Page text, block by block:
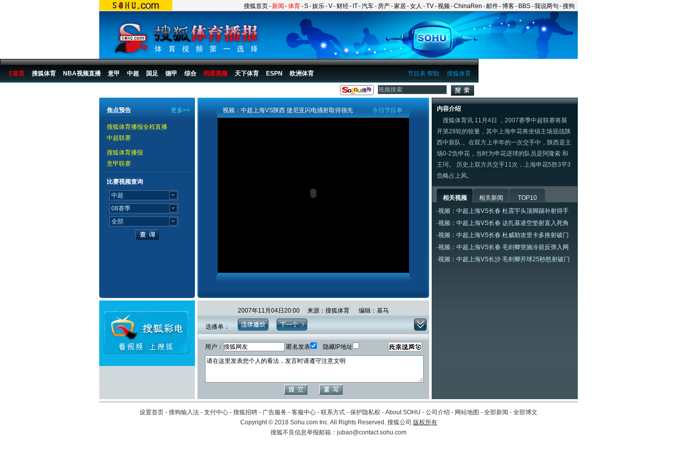
搜狐首页-新闻 -体育-S-娱乐-V- 财经- IT-汽车- 房产-家居-女人 -TV-视频-ChinaRen -邮件-博客- BBS-我说两句 -搜狗
搜狐体育
节目表 帮助
S首页 搜狐体育 NBA视频直播 意甲 中超 国足 德甲 综合 明星视频 天下体育 ESPN 欧洲体育
更多>>
焦点预告
搜狐体育播报全程直播
中超联赛
搜狐体育播报
意甲联赛
比赛视频查询
今日节目单
视频：中超上海VS陕西 捷尼亚闪电捅射取得领先
2007年11月04日20:00 来源：搜狐体育 编辑：基马
选播单：
用户： 匿名发表 隐藏IP地址
内容介绍
搜狐体育讯 11月4日 ，2007赛季中超联赛将展
开第28轮的较量，其中上海申花将坐镇主场迎战陕
西中新队 。在双方上半年的一次交手中，陕西是主
场0-2负申花，当时为申花进球的队员是阿隆索 和
王珂。 历史上双方共交手11次，上海申花5胜3平3
负略占上风。
相关视频 相关新闻
TOP10
·视频：中超上海VS长春 杜震宇头顶脚踢补射得手
·视频：中超上海VS长春 达扎基凌空垫射直入死角
·视频：中超上海VS长春 杜威助攻里卡多推射破门
·视频：中超上海VS长春 毛剑卿突施冷箭反弹入网
·视频：中超上海VS长沙 毛剑卿开球25秒怒射破门
设置首页 - 搜狗输入法 - 支付中心 - 搜狐招聘 - 广告服务 - 客服中心 - 联系方式 - 保护隐私权 - About SOHU - 公司介绍 - 网站地图 - 全部新闻 - 全部博文
Copyright©2018 Sohu.com Inc. All Rights Reserved. 搜狐公司 版权所有
搜狐不良信息举报邮箱： jubao@contact.sohu.com